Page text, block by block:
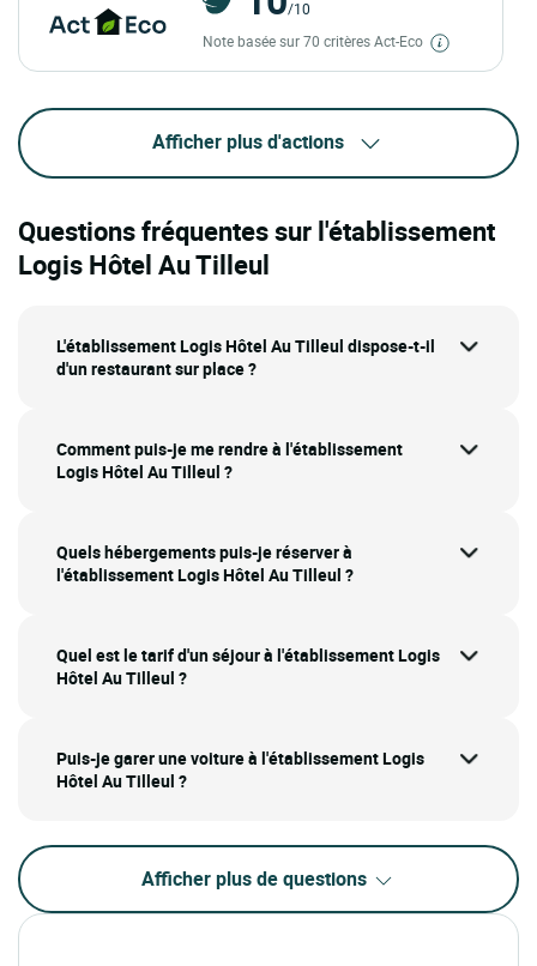
/10
Note basée sur 70 critères Act-Eco
Afficher plus d'actions
Questions fréquentes sur l'établissement
Logis Hôtel Au Tilleul
L'établissement Logis Hôtel Au Tilleul dispose-t-il
d'un restaurant sur place ?
Comment puis-je me rendre à l'établissement
Logis Hôtel Au Tilleul ?
Quels hébergements puis-je réserver à
l'établissement Logis Hôtel Au Tilleul ?
Quel est le tarif d'un séjour à l'établissement Logis
Hôtel Au Tilleul ?
Puis-je garer une voiture à l'établissement Logis
Hôtel Au Tilleul ?
Afficher plus de questions